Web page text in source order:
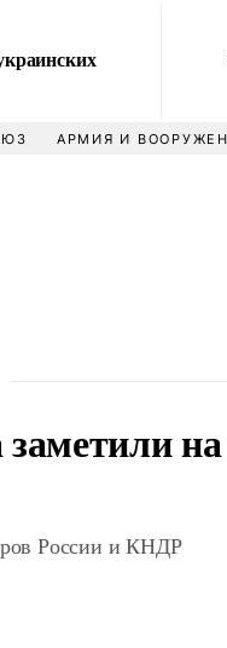
АРМИЯ И
на
России и КНДР